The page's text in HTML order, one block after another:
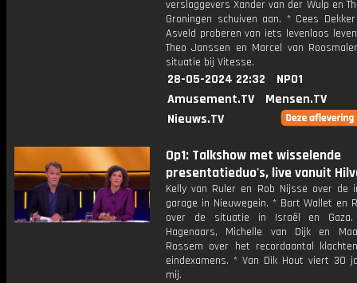
verslaggevers Xander van der Wulp en
Groningen schuiven aan. * Cees
Asveld proberen van iets levenloos
Theo Janssen en Marcel van
situatie bij Vitesse.
28-05-2024 22:32
NPO1
Amusement.TV
Mensen.TV
Nieuws.TV
Op1: Talkshow met wisselende
presentatieduo's, live vanuit
Kelly van Ruler en Rob Nijsse over de
garage in Nieuwegein. * Bart Wallet en
over de situatie in Israël en
Hagenaars, Michelle van Dijk en
Rossem over het recordaantal
eindexamens. * Van Dik Hout viert 30
mij.